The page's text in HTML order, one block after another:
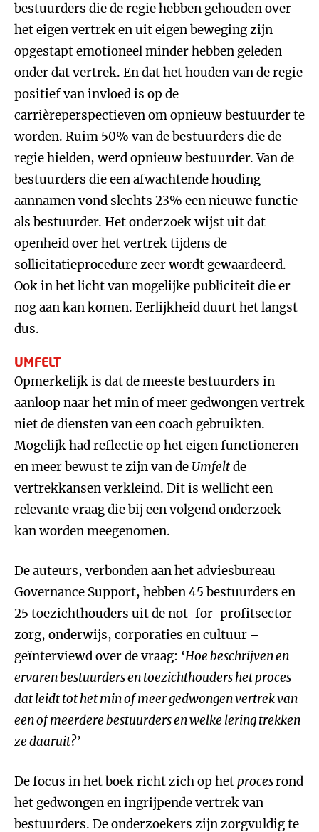
bestuurders die de regie hebben gehouden over
het eigen vertrek en uit eigen beweging zijn
opgestapt emotioneel minder hebben geleden
onder dat vertrek. En dat het houden van de regie
positief van invloed is op de
carrièreperspectieven om opnieuw bestuurder te
worden. Ruim 50% van de bestuurders die de
regie hielden, werd opnieuw bestuurder. Van de
bestuurders die een afwachtende houding
aannamen vond slechts 23% een nieuwe functie
als bestuurder. Het onderzoek wijst uit dat
openheid over het vertrek tijdens de
sollicitatieprocedure zeer wordt gewaardeerd.
Ook in het licht van mogelijke publiciteit die er
nog aan kan komen. Eerlijkheid duurt het langst
dus.
UMFELT
Opmerkelijk is dat de meeste bestuurders in
aanloop naar het min of meer gedwongen vertrek
niet de diensten van een coach gebruikten.
Mogelijk had reflectie op het eigen functioneren
en meer bewust te zijn van de Umfeltde
vertrekkansen verkleind. Dit is wellicht een
relevante vraag die bij een volgend onderzoek
kan worden meegenomen.
De auteurs, verbonden aan het adviesbureau
Governance Support, hebben 45 bestuurders en
25 toezichthouders uit de not-for-profitsector –
zorg, onderwijs, corporaties en cultuur –
geïnterviewd over de vraag: ‘Hoe beschrijven en
ervaren bestuurders en toezichthouders het proces
dat leidt tot het min of meer gedwongen vertrek van
een of meerdere bestuurders en welke lering trekken
ze daaruit?’
De focus in het boek richt zich op hetprocesrond
het gedwongen en ingrijpende vertrek van
bestuurders. De onderzoekers zijn zorgvuldig te